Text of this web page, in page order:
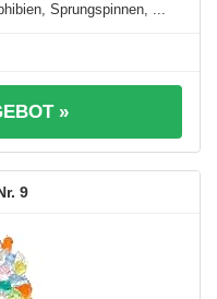
Sprungspinnen, ...
»
9